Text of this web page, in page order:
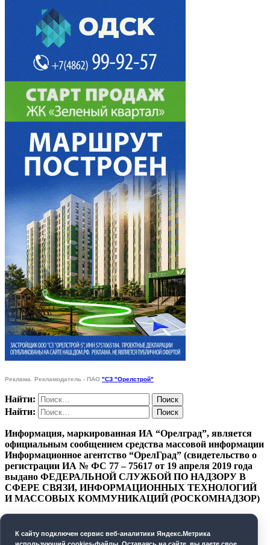
Реклама. Рекламодатель - ПАО "СЗ "Орелстрой"
Найти:
Найти:
Информация, маркированная ИА “Орелград”, является
официальным сообщением средства массовой информации
Информационное агентство “ОрелГрад” (свидетельство о
регистрации ИА № ФС 77 – 75617 от 19 апреля 2019 года
выдано ФЕДЕРАЛЬНОЙ СЛУЖБОЙ ПО НАДЗОРУ В
СФЕРЕ СВЯЗИ, ИНФОРМАЦИОННЫХ ТЕХНОЛОГИЙ
И МАССОВЫХ КОММУНИКАЦИЙ (РОСКОМНАДЗОР)
СОГЛАСИЕ НА ОБРАБОТКУ ПЕРСОНАЛЬНЫХ
К cайту подключен сервис веб-аналитики Яндекс.Метрика